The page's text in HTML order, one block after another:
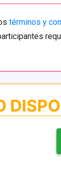
términos y